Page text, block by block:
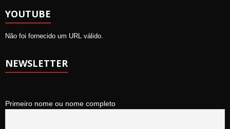
YOUTUBE
Não foi fornecido um URL válido.
NEWSLETTER
Primeiro nome ou nome completo